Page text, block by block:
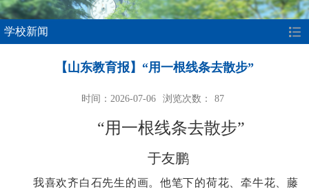
学校新闻
【山东教育报】“用一根线条去散步”
时间：2026-07-06 浏览次数： 87
“用一根线条去散步”
于友鹏
我喜欢齐白石先生的画。他笔下的荷花、牵牛花、藤